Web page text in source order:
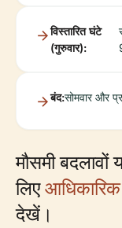
विस्तारित घंटे
(गुरुवार):
बंद:सोमवार और
मौसमी
लिए
देखें।